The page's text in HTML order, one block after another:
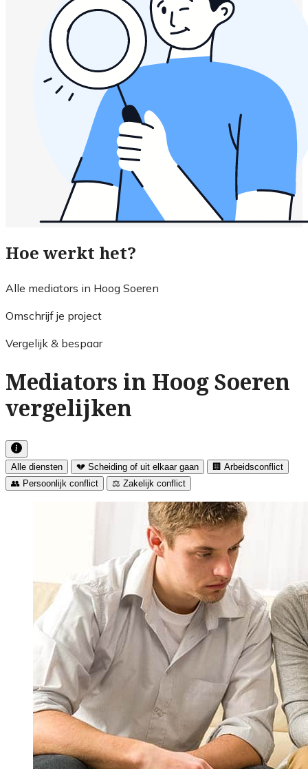
Hoe werkt het?
Alle mediators in Hoog Soeren
Omschrijf je project
Vergelijk & bespaar
Mediators in Hoog Soeren
vergelijken
Alle diensten 💔 Scheiding of uit elkaar gaan
🏢 Arbeidsconflict
👥 Persoonlijk conflict
⚖️ Zakelijk conflict